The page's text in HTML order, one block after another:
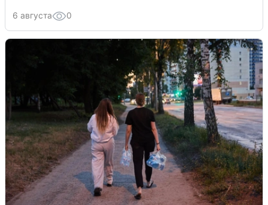
6 августа 0